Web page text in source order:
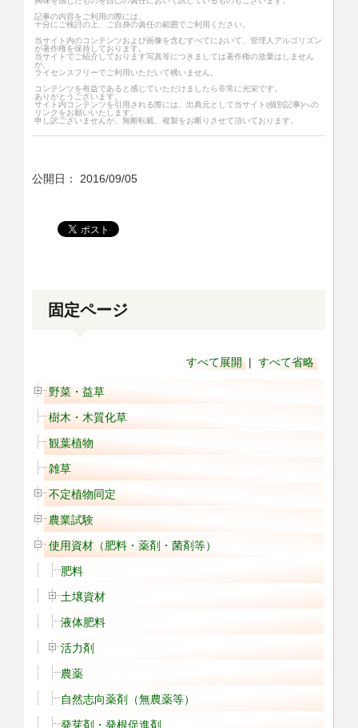
記事の内容をご利用の際には、
十分にご検討の上、ご自身の責任の範囲でご利用ください。
当サイト内のコンテンツおよび画像を含むすべてにおいて、管理人アルゴリズン
が著作権を保持しております。
当サイトでご紹介しております写真等につきましては著作権の放棄はしません
が、
ライセンスフリーでご利用いただいて構いません。
コンテンツを有益であると感じていただけましたら非常に光栄です。
ありがとうございます。
サイト内コンテンツを引用される際には、出典元として当サイト(個別記事)への
リンクをお願いいたします。
申し訳ございませんが、無断転載、複製をお断りさせて頂いております。
公開日： 2016/09/05
固定ページ
すべて展開 | すべて省略
野菜・益草
樹木・木質化草
観葉植物
雑草
不定植物同定
農業試験
使用資材（肥料・薬剤・菌剤等）
肥料
土壌資材
液体肥料
活力剤
農薬
自然志向薬剤（無農薬等）
発芽剤・発根促進剤